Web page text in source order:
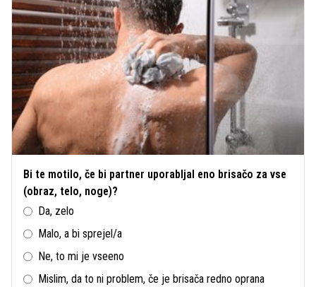
Bi te motilo, če bi partner uporabljal eno brisačo za vse
(obraz, telo, noge)?
Da, zelo
Malo, a bi sprejel/a
Ne, to mi je vseeno
Mislim, da to ni problem, če je brisača redno oprana